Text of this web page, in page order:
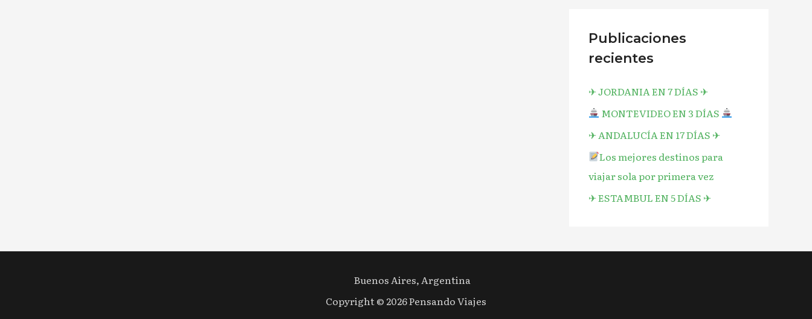
Publicaciones
recientes
✈︎ JORDANIA EN 7 DÍAS ✈︎
MONTEVIDEO EN 3 DÍAS
✈︎ ANDALUCÍA EN 17 DÍAS ✈︎
Los mejores destinos para
viajar sola por primera vez
✈︎ ESTAMBUL EN 5 DÍAS ✈︎
Buenos Aires, Argentina
Copyright © 2026 Pensando Viajes